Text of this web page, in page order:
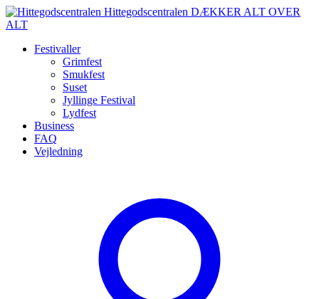
Spring
til
Hittegodscentralen DÆKKER ALT OVER
ALT
Festivaller
Grimfest
Smukfest
Suset
Jyllinge Festival
Lydfest
Business
FAQ
Vejledning